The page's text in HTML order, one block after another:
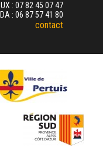
: 07 82 45 07 47
: 06 87 57 41 80
contact